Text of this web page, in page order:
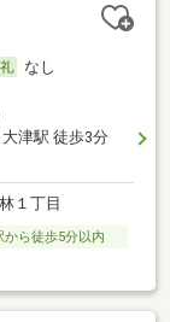
なし
大津駅 徒歩3分
１丁目
から徒歩5分以内